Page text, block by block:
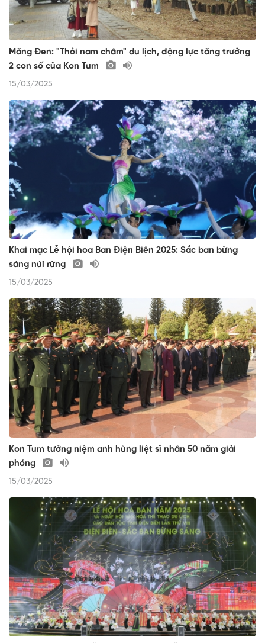
Măng Đen: "Thỏi nam châm" du lịch, động lực tăng trưởng
2 con số của Kon Tum
15/03/2025
Khai mạc Lễ hội hoa Ban Điện Biên 2025: Sắc ban bừng
sáng núi rừng
15/03/2025
Kon Tum tưởng niệm anh hùng liệt sĩ nhân 50 năm giải
phóng
15/03/2025